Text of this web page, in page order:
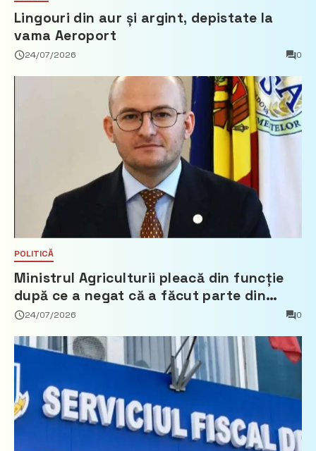
Lingouri din aur și argint, depistate la
vama Aeroport
24/07/2026 0
POLITICĂ
Ministrul Agriculturii pleacă din funcție
după ce a negat că a făcut parte din
Partidul Democrat
24/07/2026 0